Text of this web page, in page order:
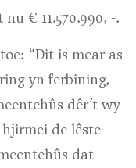
€ 11.570.990, -.
“Dit is mear as
yn ferbining,
dêr’t wy
de lêste
dat